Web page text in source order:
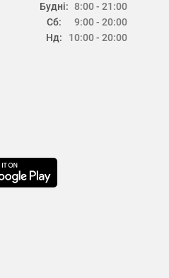
Будні:
Сб:
Нд:
8:00 - 21:00
9:00 - 20:00
10:00 - 20:00